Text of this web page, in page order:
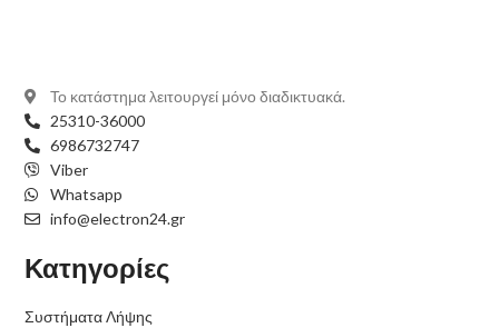
Το κατάστημα λειτουργεί μόνο διαδικτυακά.
25310-36000
6986732747
Viber
Whatsapp
info@electron24.gr
Κατηγορίες
Συστήματα Λήψης